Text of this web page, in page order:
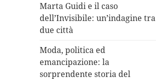
Marta Guidi e il caso
dell’Invisibile: un’indagine tra
due città
Moda, politica ed
emancipazione: la
sorprendente storia del